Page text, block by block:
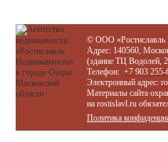
© ООО «Ростиславль
Адрес: 140560,
(здание ТЦ Водолей,
Телефон: +7 903 255-
Электронный адрес:
Материалы сайта
на rostislavl.ru
Политика